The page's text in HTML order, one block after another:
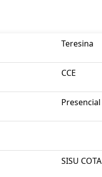
Teresina
CCE
Presencial
SISU COTA